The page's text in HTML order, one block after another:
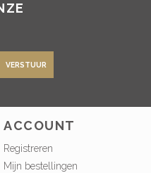
VERSTUUR
ACCOUNT
Registreren
Mijn bestellingen